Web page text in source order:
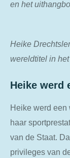
en het
Heike
wereldtitel in
Heike werd
Heike werd
haar
van de Staat.
privileges van